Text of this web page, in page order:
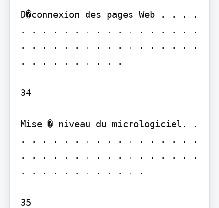
D�connexion des pages Web . . . .
. . . . . . . . . . . . . . . . .
. . . . . . . . . . . . . . . . .
. . . . . . . . . .
34
Mise � niveau du micrologiciel. .
. . . . . . . . . . . . . . . . .
. . . . . . . . . . . . . . . . .
. . . . . . . . . . . .
35